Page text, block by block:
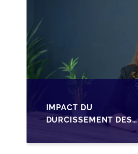
IMPACT DU
DURCISSEMENT DES
CRÉDIT SUR LA